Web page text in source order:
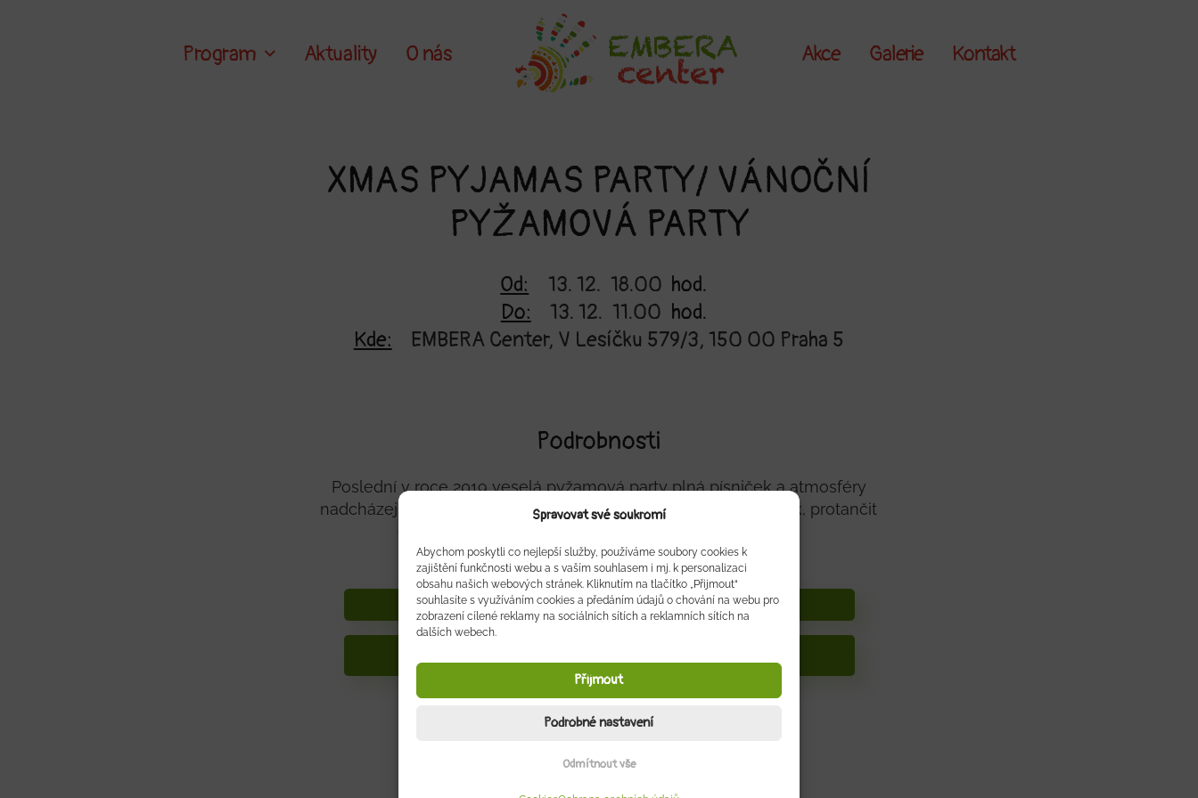
Spravovat své soukromí
Abychom poskytli co nejlepší služby, používáme soubory cookies k
zajištění funkčnosti webu a s vaším souhlasem i mj. k personalizaci
obsahu našich webových stránek. Kliknutím na tlačítko „Přijmout“
souhlasíte s využíváním cookies a předáním údajů o chování na webu pro
zobrazení cílené reklamy na sociálních sítích a reklamních sítích na
dalších webech.
Přijmout
Odmítnout vše
Podrobné nastavení
Program Aktuality O nás Akce Galerie Kontakt
XMAS PYJAMAS PARTY/ VÁNOČNÍ
PYŽAMOVÁ PARTY
Od: 13. 12. 18.00 hod.
Do:
13. 12. 11.00 hod.
Kde:
EMBERA Center, V Lesíčku 579/3, 150 00 Praha 5
Podrobnosti
Poslední v roce 2019 veselá pyžamová party plná písniček a atmosféry
nadcházejících Vánoc. Rodiče mohou vyrazit na vánoční večírek, protančit
MÁM ZÁJEM